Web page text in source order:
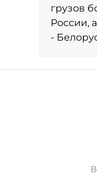
грузов
России,
-